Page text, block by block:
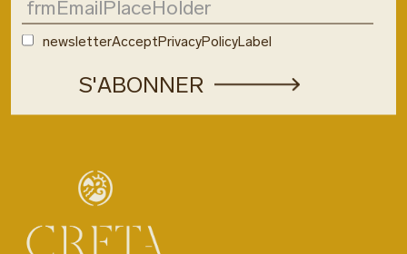
newsletterAcceptPrivacyPolicyLabel